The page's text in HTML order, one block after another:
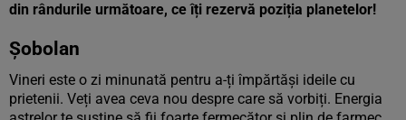
din rândurile următoare, ce îți rezervă poziția planetelor!
Șobolan
Vineri este o zi minunată pentru a-ți împărtăși ideile cu
prietenii. Veți avea ceva nou despre care să vorbiți. Energia